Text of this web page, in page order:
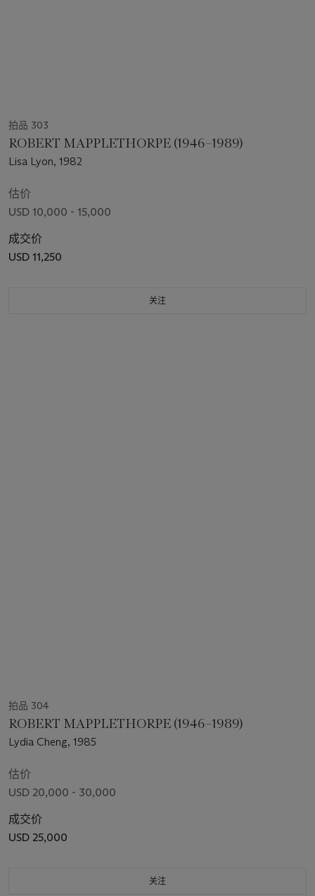
拍品 303
ROBERT MAPPLETHORPE (1946–1989)
Lisa Lyon, 1982
估价
USD 10,000 - 15,000
成交价
USD 11,250
关注
拍品 304
ROBERT MAPPLETHORPE (1946–1989)
Lydia Cheng, 1985
估价
USD 20,000 - 30,000
成交价
USD 25,000
关注